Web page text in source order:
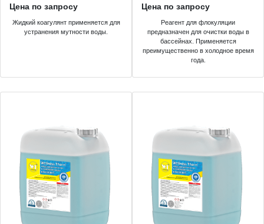
Цена по запросу
Жидкий коагулянт применяется для
устранения мутности воды.
Цена по запросу
Реагент для флокуляции
предназначен для очистки воды в
бассейнах. Применяется
преимущественно в холодное время
года.